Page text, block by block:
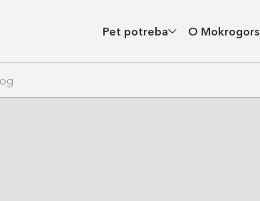
Pet potreba O